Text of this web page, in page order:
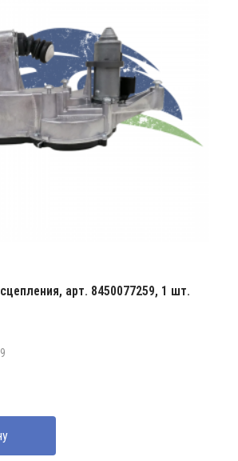
арт. 8450077259, 1 шт.